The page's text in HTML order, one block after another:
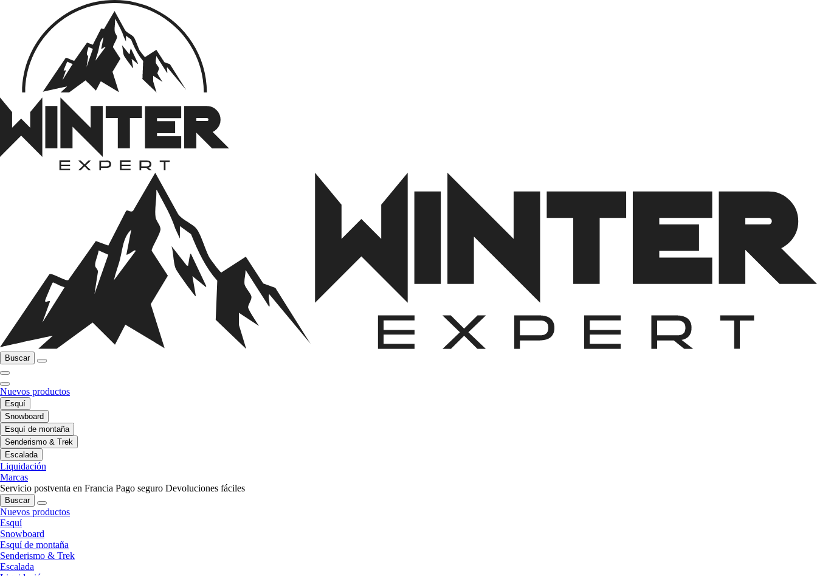
Buscar
Nuevos productos
Esquí
Snowboard
Esquí de montaña
Senderismo & Trek
Escalada
Liquidación
Marcas
Servicio postventa en Francia Pago seguro Devoluciones fáciles
Buscar
Nuevos productos
Esquí
Snowboard
Esquí de montaña
Senderismo & Trek
Escalada